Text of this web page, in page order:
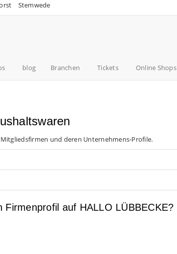
Stemwede
blog Branchen Tickets Online Shops
Mitgliedsfirmen und deren Unternehmens-Profile.
auf HALLO LÜBBECKE?